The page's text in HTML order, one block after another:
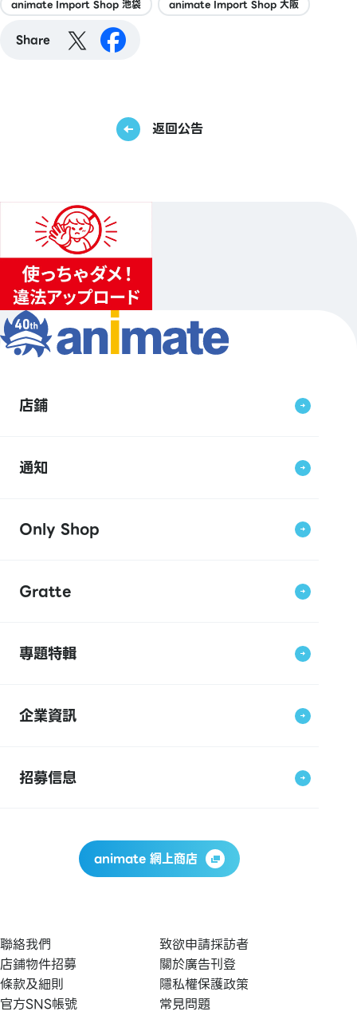
animate Import Shop 池袋 animate Import Shop 大阪
Share
返回公告
店鋪
通知
Only Shop
Gratte
專題特輯
企業資訊
招募信息
animate 網上商店
聯絡我們
致欲申請採訪者
店鋪物件招募
關於廣告刊登
條款及細則
隱私權保護政策
官方SNS帳號
常見問題